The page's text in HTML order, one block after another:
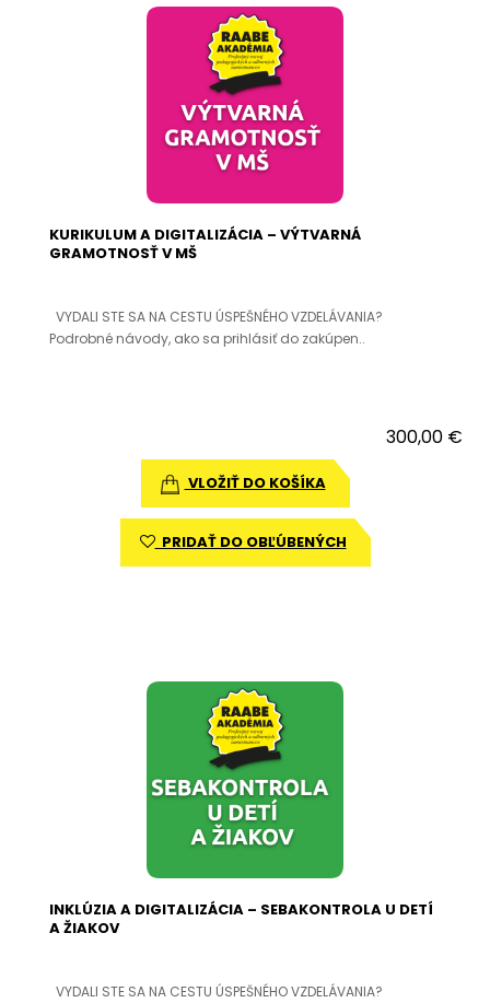
KURIKULUM A DIGITALIZÁCIA – VÝTVARNÁ
GRAMOTNOSŤ V MŠ
VYDALI STE SA NA CESTU ÚSPEŠNÉHO VZDELÁVANIA?
Podrobné návody, ako sa prihlásiť do zakúpen..
300,00 €
VLOŽIŤ DO KOŠÍKA
PRIDAŤ DO OBĽÚBENÝCH
INKLÚZIA A DIGITALIZÁCIA – SEBAKONTROLA U DETÍ
A ŽIAKOV
VYDALI STE SA NA CESTU ÚSPEŠNÉHO VZDELÁVANIA?